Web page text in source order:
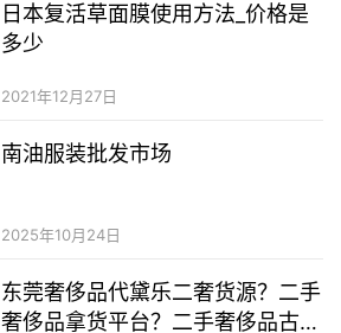
日本复活草面膜使用方法_价格是
多少
2021年12月27日
南油服装批发市场
2025年10月24日
东莞奢侈品代黛乐二奢货源？二手
奢侈品拿货平台？二手奢侈品古驰